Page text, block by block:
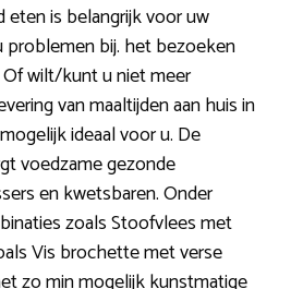
eten is belangrijk voor uw
problemen bij. het bezoeken
wilt/kunt u niet meer
van maaltijden aan huis in
ideaal voor u. De
voedzame gezonde
en kwetsbaren. Onder
zoals Stoofvlees met
Vis brochette met verse